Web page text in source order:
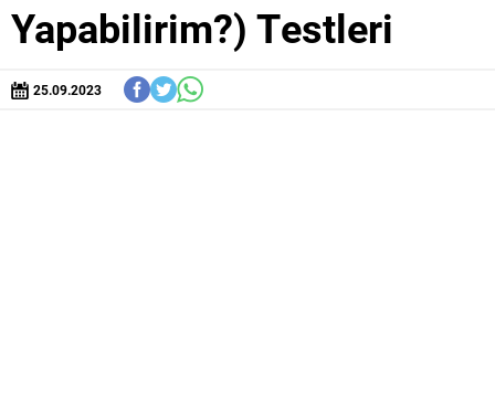
Yapabilirim?) Testleri
25.09.2023